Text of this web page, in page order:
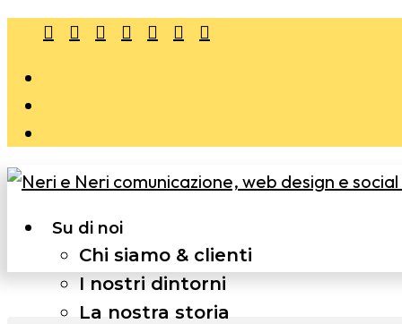
Su di noi
Chi siamo & clienti
I nostri dintorni
La nostra storia